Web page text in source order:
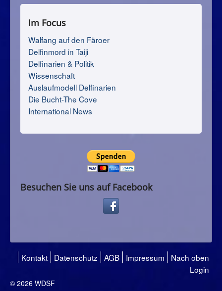
Im Focus
Walfang auf den Färoer
Delfinmord in Taiji
Delfinarien & Politik
Wissenschaft
Auslaufmodell Delfinarien
Die Bucht-The Cove
International News
Besuchen Sie uns auf Facebook
Nach oben
Impressum
AGB
Datenschutz
Kontakt
Login
© 2026 WDSF